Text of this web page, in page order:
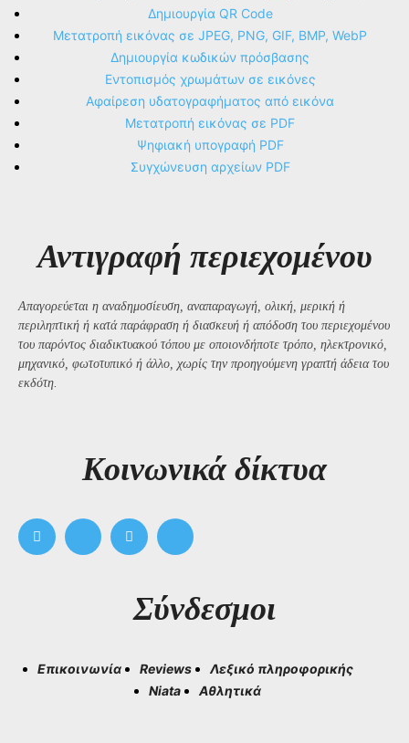
Δημιουργία QR Code
Μετατροπή εικόνας σε JPEG, PNG, GIF, BMP, WebP
Δημιουργία κωδικών πρόσβασης
Εντοπισμός χρωμάτων σε εικόνες
Αφαίρεση υδατογραφήματος από εικόνα
Μετατροπή εικόνας σε PDF
Ψηφιακή υπογραφή PDF
Συγχώνευση αρχείων PDF
Αντιγραφή περιεχομένου
Απαγορεύεται η αναδημοσίευση, αναπαραγωγή, ολική, μερική ή
περιληπτική ή κατά παράφραση ή διασκευή ή απόδοση του περιεχομένου
του παρόντος διαδικτυακού τόπου με οποιονδήποτε τρόπο, ηλεκτρονικό,
μηχανικό, φωτοτυπικό ή άλλο, χωρίς την προηγούμενη γραπτή άδεια του
εκδότη.
Kοινωνικά δίκτυα
Σύνδεσμοι
Επικοινωνία Reviews
Λεξικό πληροφορικής
Niata
Αθλητικά